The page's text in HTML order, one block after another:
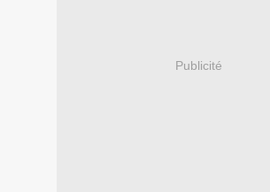
Publicité